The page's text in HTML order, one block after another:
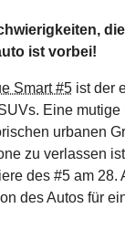
ist vorbei!
Smart #5 ist der
Eine
urbanen
zu verlassen
des #5 am 28.
des Autos für